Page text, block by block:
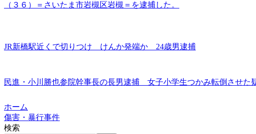
（３６）＝さいたま市岩槻区岩槻＝を逮捕した。
JR新橋駅近くで切りつけ けんか発端か 24歳男逮捕
民進・小川勝也参院幹事長の長男逮捕 女子小学生つかみ転倒させた
ホーム
傷害・暴行事件
検索